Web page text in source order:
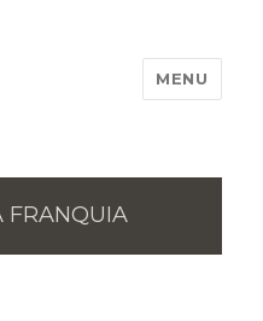
MENU
FRANQUIA